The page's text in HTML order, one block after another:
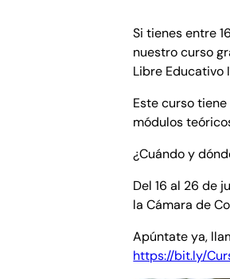
Si tienes entre
nuestro curso
Libre Educativo
Este curso
módulos
¿Cuándo y
Del 16 al 26 de
la Cámara de
Apúntate ya,
https://bit.ly/